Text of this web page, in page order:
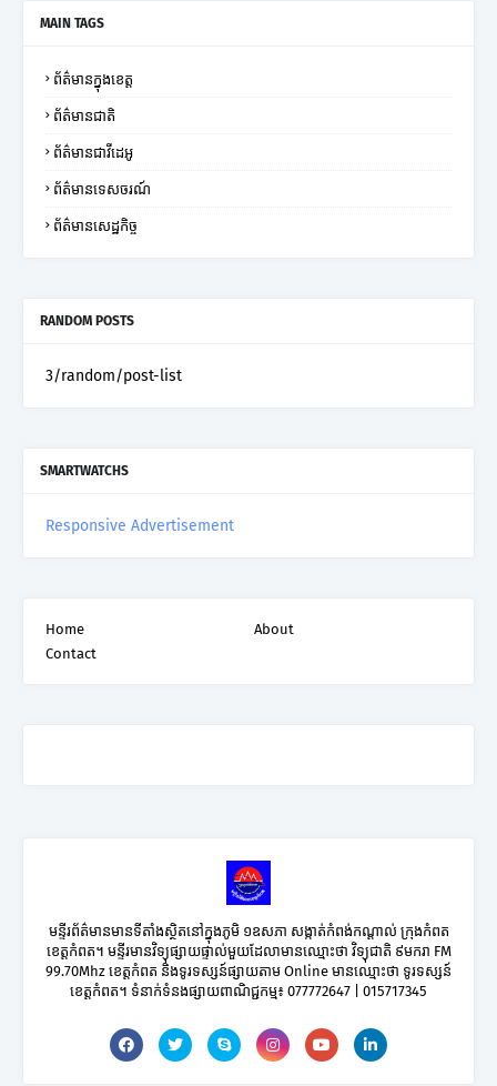
MAIN TAGS
ព័ត៌មានក្នុងខេត្ត
ព័ត៌មានជាតិ
ព័ត៌មានជាវីដេអូ
ព័ត៌មានទេសចរណ៍
ព័ត៌មានសេដ្ឋកិច្ច
RANDOM POSTS
3/random/post-list
SMARTWATCHS
Responsive Advertisement
Home
About
Contact
មន្ទីរព័ត៌មានមានទីតាំងស្ថិតនៅក្នុងភូមិ ១ឧសភា សង្កាត់កំពង់កណ្តាល់ ក្រុងកំពត
ខេត្តកំពត។ មន្ទីរមានវិទ្យុផ្សាយផ្ទាល់មួយដែលាមានឈ្មោះថា វិទ្យុជាតិ ៩មករា FM
99.70Mhz ខេត្តកំពត និងទូរទស្សន៍ផ្សាយតាម Online មានឈ្មោះថា ទូរទស្សន៍
ខេត្តកំពត។ ទំនាក់ទំនងផ្សាយពាណិជ្ជកម្ម៖ 077772647 | 015717345